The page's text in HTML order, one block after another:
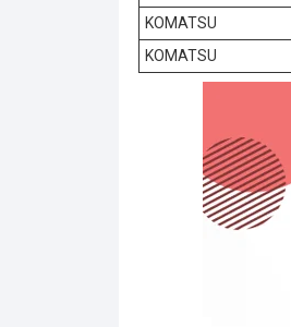
KOMATSU
KOMATSU